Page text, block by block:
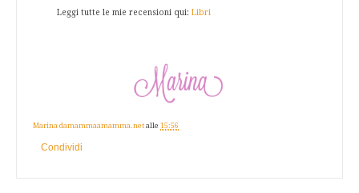
Leggi tutte le mie recensioni qui: Libri
Marina damammaamamma.net alle 15:56
Condividi